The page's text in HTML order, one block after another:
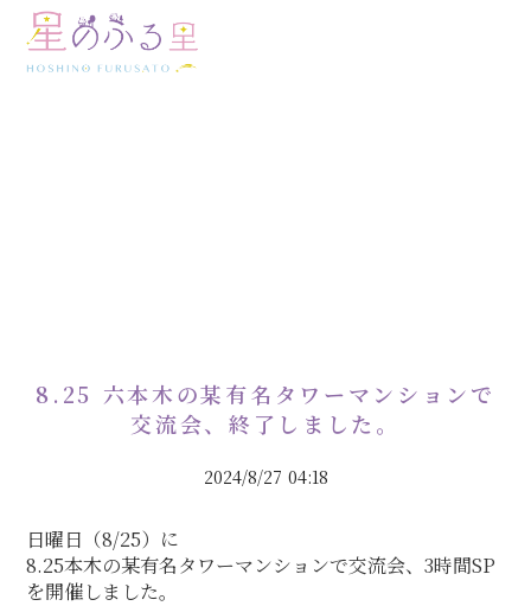
8.25 六本木の某有名タワーマンションで
交流会、終了しました。
2024/8/27 04:18
日曜日（8/25）に
8.25本木の某有名タワーマンションで交流会、3時間SP
を開催しました。